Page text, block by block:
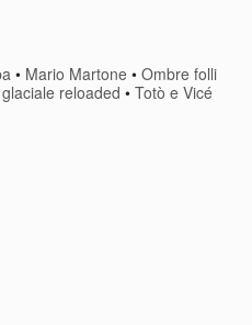
• Mario Martone •Ombre folli
reloaded • Totò e Vicé